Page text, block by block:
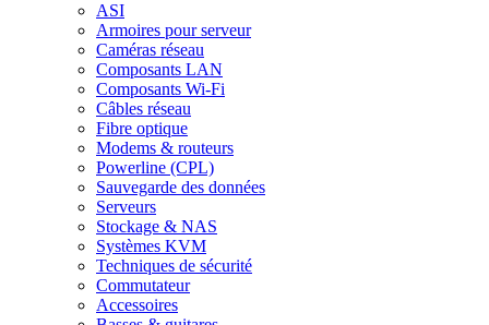
ASI
Armoires pour serveur
Caméras réseau
Composants LAN
Composants Wi-Fi
Câbles réseau
Fibre optique
Modems & routeurs
Powerline (CPL)
Sauvegarde des données
Serveurs
Stockage & NAS
Systèmes KVM
Techniques de sécurité
Commutateur
Accessoires